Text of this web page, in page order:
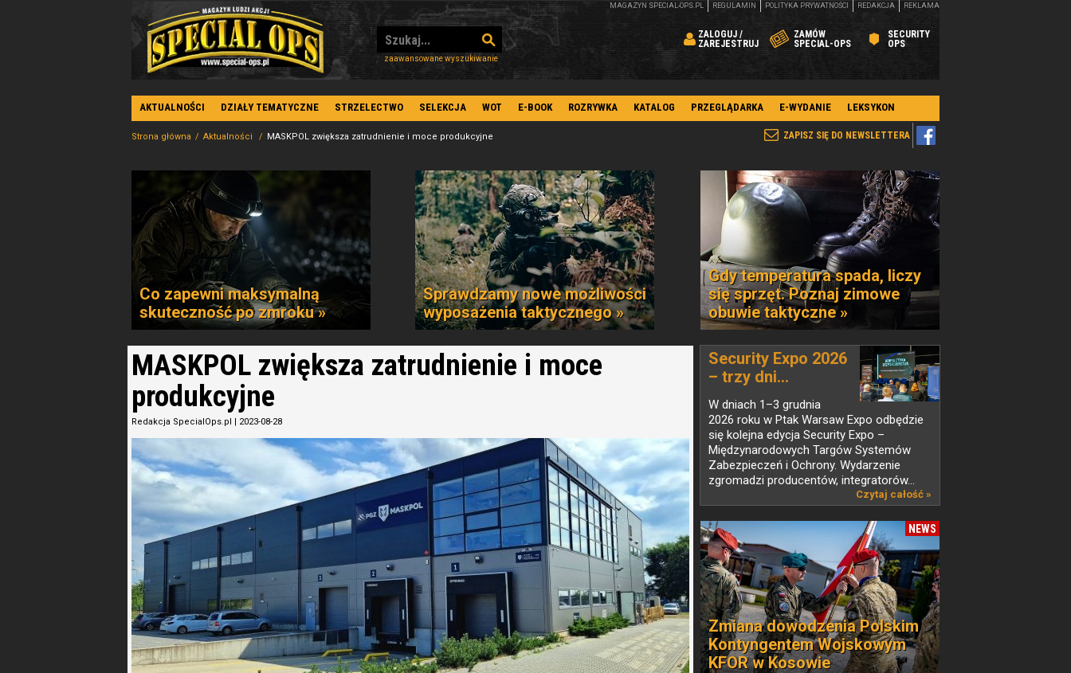
zaawansowane wyszukiwanie
ZALOGUJ /
ZAREJESTRUJ
ZAMÓW
SPECIAL-OPS
SECURITY
OPS
MAGAZYN SPECIAL-OPS.PL REGULAMIN POLITYKA PRYWATNOŚCI REDAKCJA REKLAMA
AKTUALNOŚCI DZIAŁY TEMATYCZNE STRZELECTWO SELEKCJA WOT E-BOOK ROZRYWKA KATALOG PRZEGLĄDARKA E-WYDANIE LEKSYKON
ZAPISZ SIĘ DO NEWSLETTERA
Strona główna Aktualności MASKPOL zwiększa zatrudnienie i moce produkcyjne
Co zapewni maksymalną
skuteczność po zmroku »
Sprawdzamy nowe możliwości
wyposażenia taktycznego »
Gdy temperatura spada, liczy
się sprzęt. Poznaj zimowe
obuwie taktyczne »
MASKPOL zwiększa zatrudnienie i moce
produkcyjne
Redakcja SpecialOps.pl | 2023-08-28
Security Expo 2026
– trzy dni...
W dniach 1–3 grudnia
2026 roku w Ptak Warsaw Expo odbędzie
się kolejna edycja Security Expo –
Międzynarodowych Targów Systemów
Zabezpieczeń i Ochrony. Wydarzenie
zgromadzi producentów, integratorów...
Czytaj całość »
NEWS
Zmiana dowodzenia Polskim
Kontyngentem Wojskowym
KFOR w Kosowie